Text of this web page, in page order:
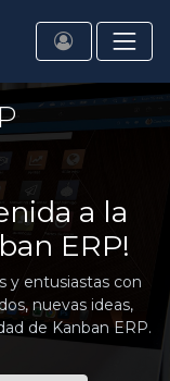
a la
ERP!
y entusiastas con
nuevas ideas,
de Kanban ERP.